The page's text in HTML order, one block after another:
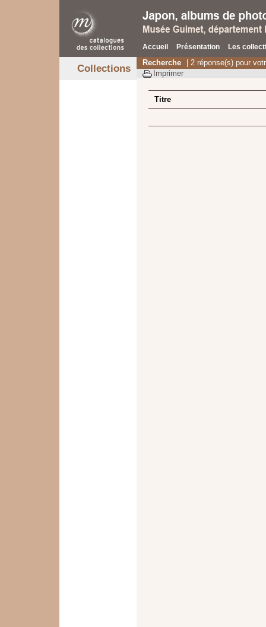
Accueil Présentation Les
Collections
Recherche
| 2 réponse(s) pour
Imprimer
Titre